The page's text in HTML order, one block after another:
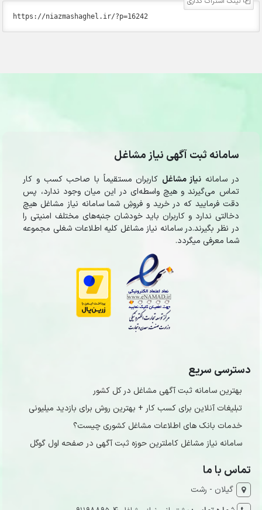
سامانه ثبت آگهی نیاز مشاغل
در سامانه نیاز مشاغل کاربران مستقیماً با صاحب کسب و کار
تماس می‌گیرند و هیچ واسطه‌ای در این میان وجود ندارد، پس
دقت فرمایید که در خرید و فروشِ شما سامانه نیاز مشاغل هیچ
دخالتی ندارد و کاربران باید خودشان جنبه‌های مختلف امنیتی را
در نظر بگیرند.در سامانه نیاز مشاغل کلیه اطلاعات شغلی مجموعه
شما معرفی میگردد.
دسترسی سریع
بهترین سامانه ثبت آگهی مشاغل در کل کشور
تبلیغات آنلاین برای کسب کار + بهترین روش برای بازدید میلیونی
خدمات بانک های اطلاعات مشاغل کشوری چیست؟
سامانه نیاز مشاغل کاملترین حوزه ثبت آگهی در صفحه اول گوگل
تماس با ما
گیلان - رشت